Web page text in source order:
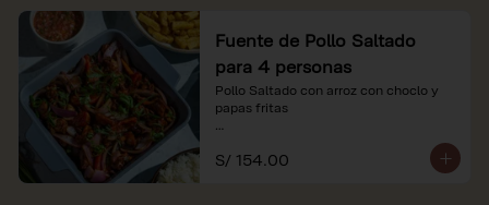
Fuente de Pollo Saltado
para 4 personas
Pollo Saltado con arroz con choclo y
papas fritas
*Nuestros precios están expresados en
soles e incluyen impuestos de ley y
S/ 154.00